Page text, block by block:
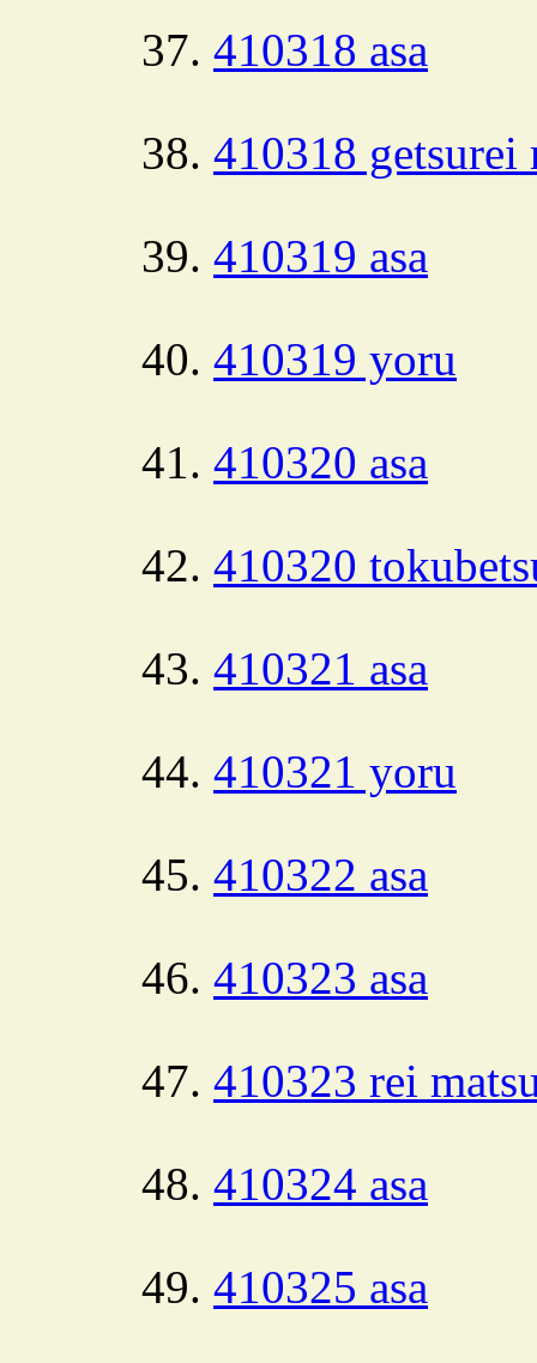
410318 asa
410318 getsurei
410319 asa
410319 yoru
410320 asa
410320
410321 asa
410321 yoru
410322 asa
410323 asa
410323 rei
410324 asa
410325 asa